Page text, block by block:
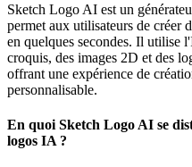
Sketch Logo AI est un
permet aux utilisateurs de créer
en quelques secondes. Il utilise
croquis, des images 2D et des
offrant une expérience de
personnalisable.
En quoi Sketch Logo AI se
logos IA ?